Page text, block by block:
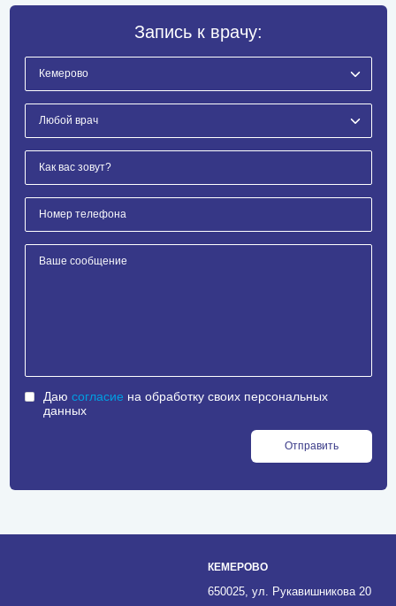
Запись к врачу:
Даю согласие на обработку своих персональных
данных
Отправить
КЕМЕРОВО
650025, ул. Рукавишникова 20